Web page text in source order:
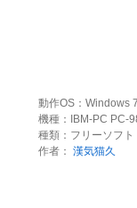
動作OS：Windows
機種：IBM-PC PC-
種類：フリーソフト
作者： 漢気猫久